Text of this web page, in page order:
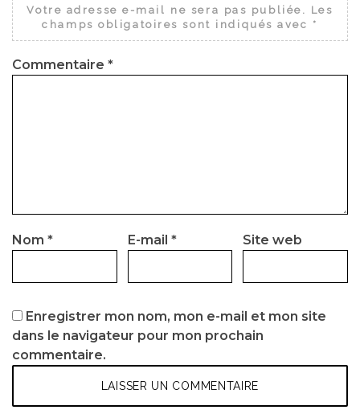
Votre adresse e-mail ne sera pas publiée. Les
champs obligatoires sont indiqués avec *
Commentaire *
Nom * E-mail * Site web
Enregistrer mon nom, mon e-mail et mon site
dans le navigateur pour mon prochain
commentaire.